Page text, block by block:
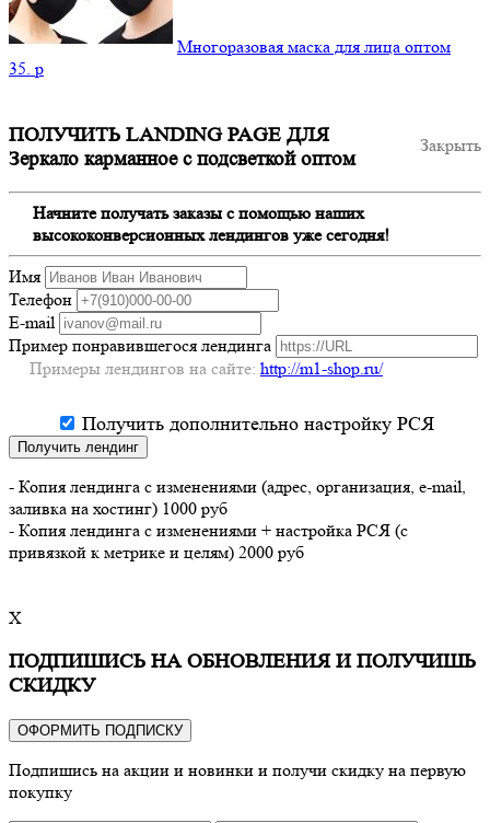
Многоразовая маска для лица оптом
35. p
Закрыть
ПОЛУЧИТЬ LANDING PAGE ДЛЯ
Зеркало карманное с подсветкой оптом
Начните получать заказы с помощью наших
высококонверсионных лендингов уже сегодня!
Имя
Телефон
E-mail
Пример понравившегося лендинга
Примеры лендингов на сайте: http://m1-shop.ru/
Получить дополнительно настройку РСЯ
Получить лендинг
- Копия лендинга с изменениями (адрес, организация, e-mail,
заливка на хостинг) 1000 руб
- Копия лендинга с изменениями + настройка РСЯ (с
привязкой к метрике и целям) 2000 руб
X
ПОДПИШИСЬ НА ОБНОВЛЕНИЯ И ПОЛУЧИШЬ
СКИДКУ
ОФОРМИТЬ ПОДПИСКУ
Подпишись на акции и новинки и получи скидку на первую
покупку